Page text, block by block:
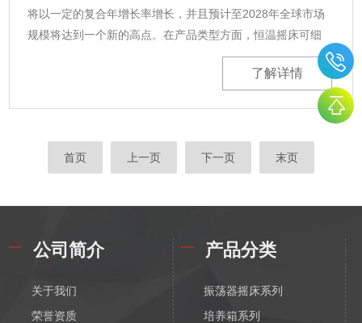
将以一定的复合年增长率增长，并且预计至2028年全球市场
规模将达到一个新的高点。在产品类型方面，恒温摇床可细
分为多种类型，其中一些特定类型的产品在市场上占据主导
了解详情
首页 上一页 下一页 末页
公司简介
关于我们
荣誉资质
产品分类
振荡器摇床系列
培养箱系列